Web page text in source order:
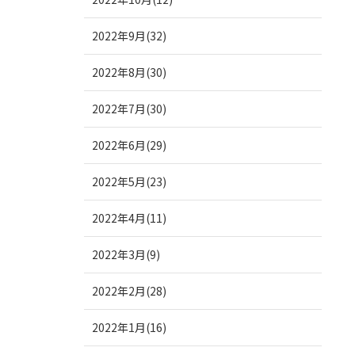
2022年9月(32)
2022年8月(30)
2022年7月(30)
2022年6月(29)
2022年5月(23)
2022年4月(11)
2022年3月(9)
2022年2月(28)
2022年1月(16)